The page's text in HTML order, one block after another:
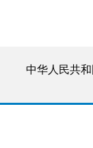
中华人民共